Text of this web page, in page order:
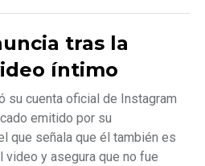
tras la
íntimo
su cuenta oficial de Instagram
emitido por su
que señala que él también es
y asegura que no fue